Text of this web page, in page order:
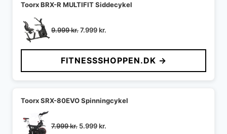
Toorx BRX-R MULTIFIT Siddecykel
9.999kr.Den
pris
var:
9.999 kr..
7.999kr.
pris
er:
7.999 kr..
FITNESSSHOPPEN.DK →
Toorx SRX-80EVO Spinningcykel
7.999kr. Den
5.999kr.